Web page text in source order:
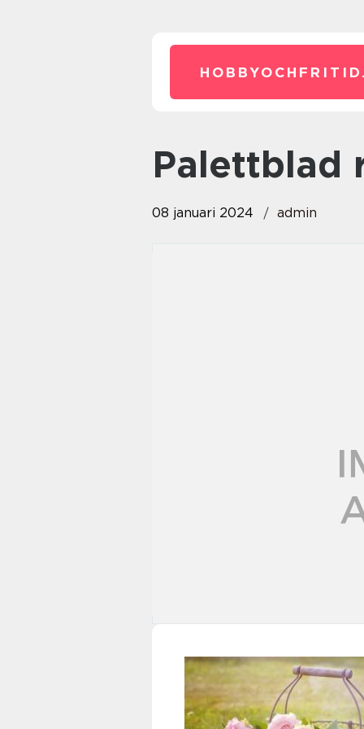
palettblad
08 januari 2024 admin